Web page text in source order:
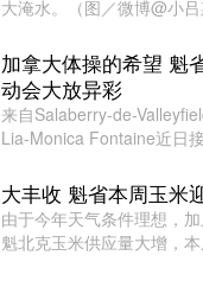
大淹水。（图／微博@小
雨量达100毫米，导致主
的中央大街，也积水严重
加拿大体操的希望 魁
动会大放异彩
来自Salaberry-de-
Lia-Monica Fontaine近日
历。这位魁省年轻选手在国
举获得4枚奖牌。Fontaine
大丰收 魁省本周玉米
由于今年天气条件理想，
魁北克玉米供应量大增，